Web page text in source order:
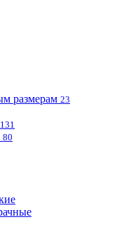
размерам 23
131
80